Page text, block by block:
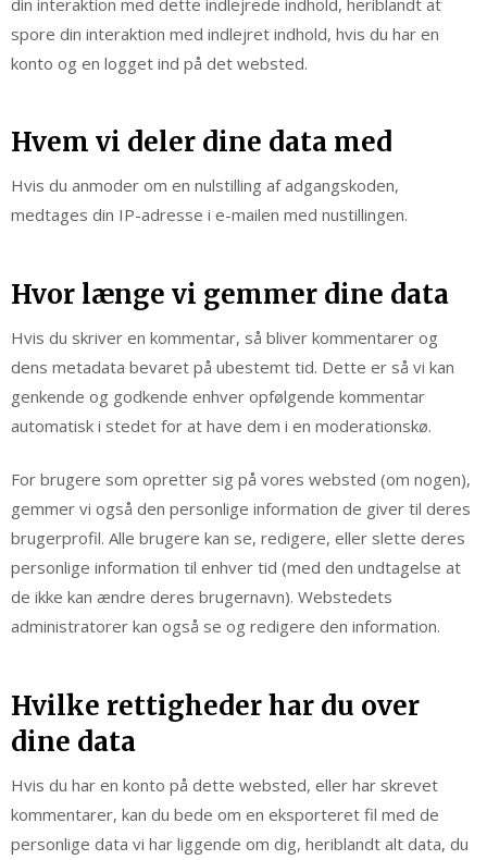
spore din interaktion med indlejret indhold, hvis du har en
konto og en logget ind på det websted.
Hvem vi deler dine data med
Hvis du anmoder om en nulstilling af adgangskoden,
medtages din IP-adresse i e-mailen med nustillingen.
Hvor længe vi gemmer dine data
Hvis du skriver en kommentar, så bliver kommentarer og
dens metadata bevaret på ubestemt tid. Dette er så vi kan
genkende og godkende enhver opfølgende kommentar
automatisk i stedet for at have dem i en moderationskø.
For brugere som opretter sig på vores websted (om nogen),
gemmer vi også den personlige information de giver til deres
brugerprofil. Alle brugere kan se, redigere, eller slette deres
personlige information til enhver tid (med den undtagelse at
de ikke kan ændre deres brugernavn). Webstedets
administratorer kan også se og redigere den information.
Hvilke rettigheder har du over
dine data
Hvis du har en konto på dette websted, eller har skrevet
kommentarer, kan du bede om en eksporteret fil med de
personlige data vi har liggende om dig, heriblandt alt data, du